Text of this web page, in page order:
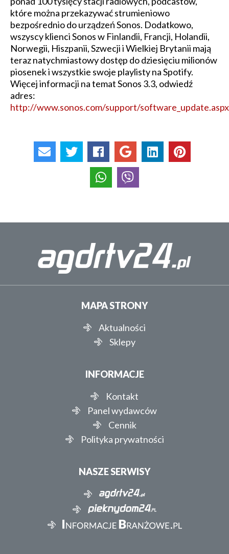
które można przekazywać strumieniowo
bezpośrednio do urządzeń Sonos. Dodatkowo,
wszyscy klienci Sonos w Finlandii, Francji, Holandii,
Norwegii, Hiszpanii, Szwecji i Wielkiej Brytanii mają
teraz natychmiastowy dostęp do dziesięciu milionów
piosenek i wszystkie swoje playlisty na Spotify.
Więcej informacji na temat Sonos 3.3, odwiedź
adres:
http://www.sonos.com/support/software_update.aspx
MAPA STRONY
Aktualności
Sklepy
INFORMACJE
Kontakt
Panel wydawców
Cennik
Polityka prywatności
NASZE SERWISY